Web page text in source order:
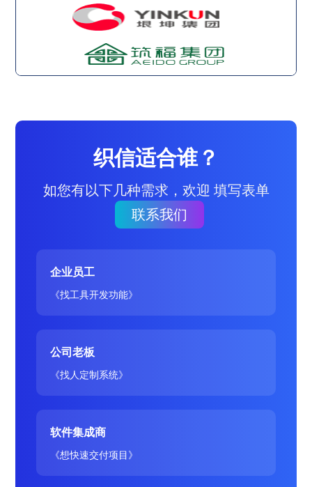
织信适合谁？
如您有以下几种需求，欢迎 填写表单
联系我们
企业员工
《找工具开发功能》
公司老板
《找人定制系统》
软件集成商
《想快速交付项目》